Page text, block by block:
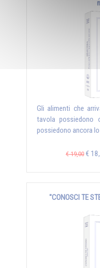
Gli alimenti che
tavola possiedono
possiedono ancora
€ 19,00 €
"CONOSCI TE